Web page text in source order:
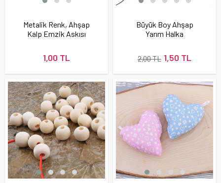
Metalik Renk, Ahşap
Kalp Emzik Askısı
1,00 TL
Büyük Boy Ahşap
Yarım Halka
1,50 TL
2,00 TL